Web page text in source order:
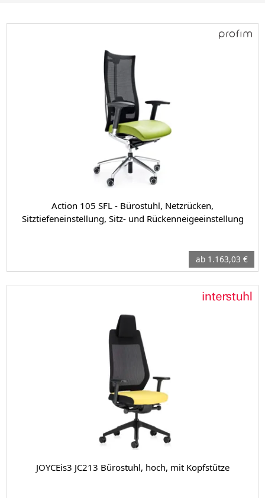
Action 105 SFL - Bürostuhl, Netzrücken,
Sitztiefeneinstellung, Sitz- und Rückenneigeeinstellung
ab 1.163,03 €
JOYCEis3 JC213 Bürostuhl, hoch, mit Kopfstütze